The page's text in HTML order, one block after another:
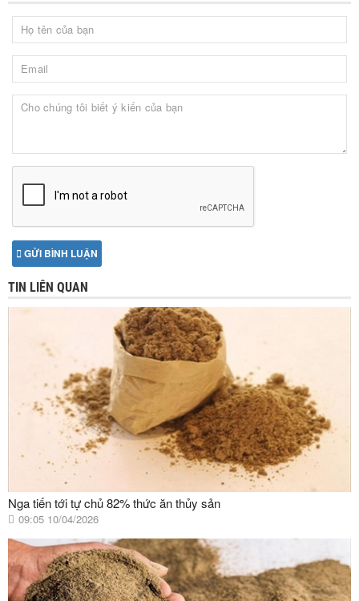
GỬI BÌNH LUẬN
TIN LIÊN QUAN
Nga tiến tới tự chủ 82% thức ăn thủy sản
09:05 10/04/2026